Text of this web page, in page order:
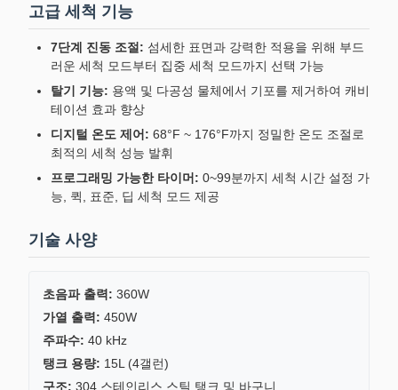
고급 세척 기능
7단계 진동 조절: 섬세한 표면과 강력한 적용을 위해 부드
러운 세척 모드부터 집중 세척 모드까지 선택 가능
탈기 기능: 용액 및 다공성 물체에서 기포를 제거하여 캐비
테이션 효과 향상
디지털 온도 제어: 68°F ~ 176°F까지 정밀한 온도 조절로
최적의 세척 성능 발휘
프로그래밍 가능한 타이머: 0~99분까지 세척 시간 설정 가
능, 퀵, 표준, 딥 세척 모드 제공
기술 사양
초음파 출력: 360W
가열 출력: 450W
주파수: 40 kHz
탱크 용량: 15L (4갤런)
구조: 304 스테인리스 스틸 탱크 및 바구니